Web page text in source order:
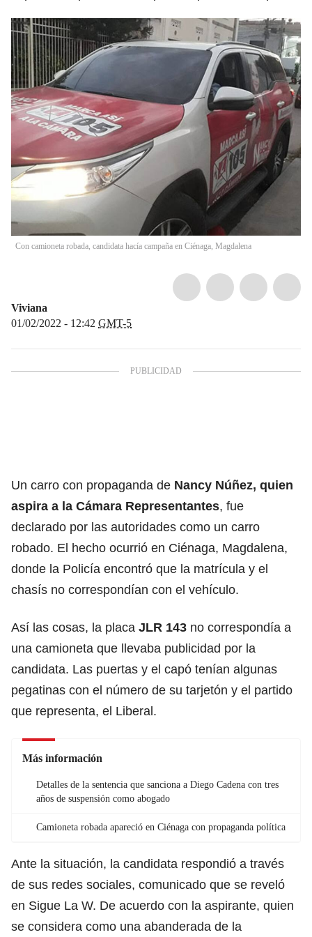
Con camioneta robada, candidata hacía campaña en Ciénaga, Magdalena
Viviana
01/02/2022 - 12:42 GMT-5
Un carro con propaganda de Nancy Núñez, quien
aspira a la Cámara Representantes, fue
declarado por las autoridades como un carro
robado. El hecho ocurrió en Ciénaga, Magdalena,
donde la Policía encontró que la matrícula y el
chasís no correspondían con el vehículo.
Así las cosas, la placa JLR 143 no correspondía a
una camioneta que llevaba publicidad por la
candidata. Las puertas y el capó tenían algunas
pegatinas con el número de su tarjetón y el partido
que representa, el Liberal.
Más información
Detalles de la sentencia que sanciona a Diego Cadena con tres
años de suspensión como abogado
Camioneta robada apareció en Ciénaga con propaganda política
Ante la situación, la candidata respondió a través
de sus redes sociales, comunicado que se reveló
en Sigue La W. De acuerdo con la aspirante, quien
se considera como una abanderada de la